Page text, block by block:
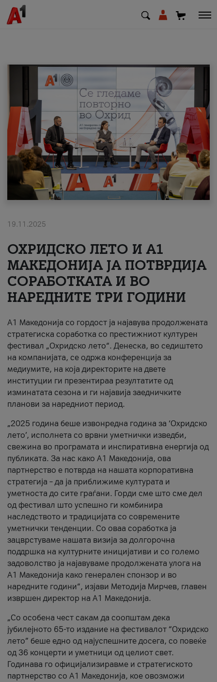
МК SQ
Приватни Деловни
Поддршка
Надополни кредит
#ПодобарОнлајн
19.11.2025
ОХРИДСКО ЛЕТО И A1
МАКЕДОНИЈА ЈА ПОТВРДИЈА
СОРАБОТКАТА И ВО
НАРЕДНИТЕ ТРИ ГОДИНИ
A1 Македонија со гордост ја најавува продолжената
стратегиска соработка со престижниот културен
фестивал „Охридско лето“. Денеска, во седиштето
на компанијата, се одржа конференција за
медиумите, на која директорите на двете
институции ги презентираа резултатите од
изминатата сезона и ги најавија заедничките
планови за наредниот период.
„2025 година беше извонредна година за ‘Охридско
лето’, исполнета со врвни уметнички изведби,
свежина во програмата и инспиративна енергија од
публиката. За нас како A1 Македонија, ова
партнерство е потврда на нашата корпоративна
стратегија – да ја приближиме културата и
уметноста до сите граѓани. Горди сме што сме дел
од фестивал што успешно ги комбинира
наследството и традицијата со современите
уметнички тенденции. Со оваа соработка ја
зацврстуваме нашата визија за долгорочна
поддршка на културните иницијативи и со големо
задоволство ја најавуваме продолжената улога на
A1 Македонија како генерален спонзор и во
наредните години“, изјави Методија Мирчев, главен
извршен директор на A1 Македонија.
„Со особена чест сакам да соопштам дека
јубилејното 65-то издание на фестивалот “Охридско
лето” беше едно од најуспешните досега, со повеќе
од 36 концерти и уметници од целиот свет.
Годинава го официјализиравме и стратегиското
партнерство со А1 Македонија, кое овозможи